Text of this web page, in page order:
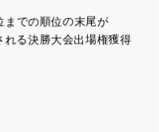
までの順位の末尾が
る決勝大会出場権獲得